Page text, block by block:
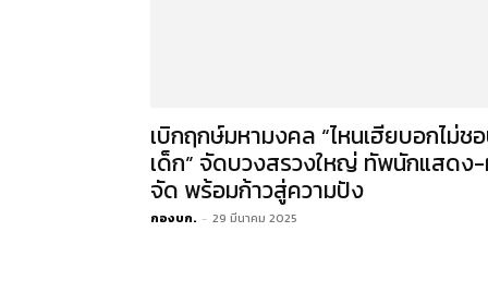
เบิกฤกษ์มหามงคล “ไหนเฮียบอกไม่ช
เด็ก” จัดบวงสรวงใหญ่ ทัพนักแสดง
จัด พร้อมก้าวสู่ความปัง
กองบก. - 29 มีนาคม 2025